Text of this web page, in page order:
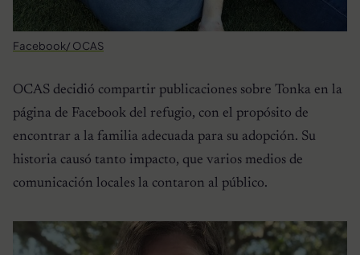
Facebook/ OCAS
OCAS decidió compartir publicaciones sobre Tonka en la
página de Facebook del refugio, con el propósito de
encontrar a la familia adecuada para su adopción. Su
historia causó tanto impacto, que varios medios de
comunicación locales la contaron al público.